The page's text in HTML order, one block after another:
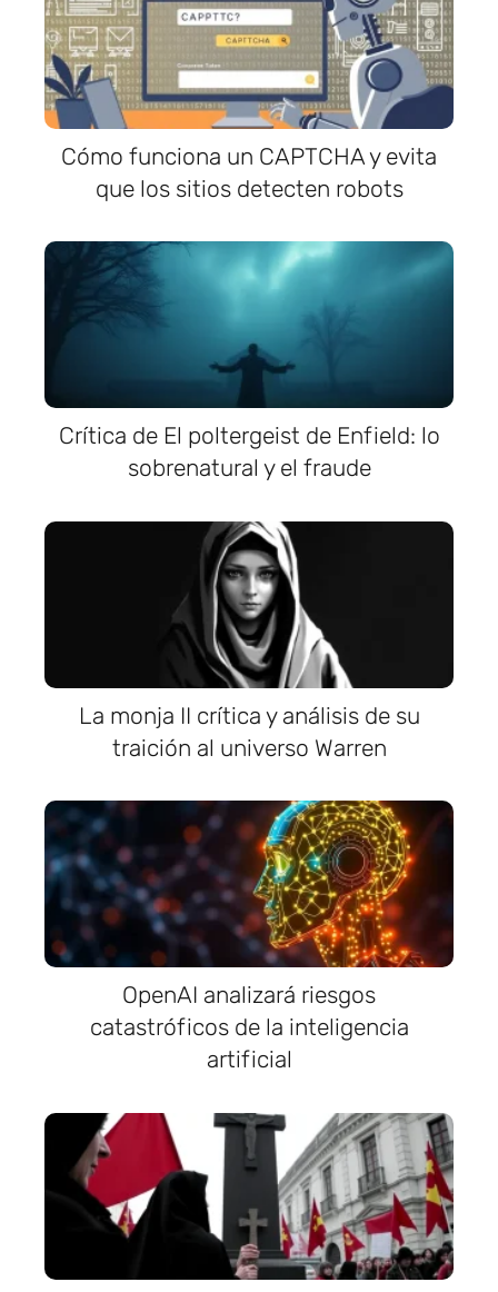
Cómo funciona un CAPTCHA y evita
que los sitios detecten robots
Crítica de El poltergeist de Enfield: lo
sobrenatural y el fraude
La monja II crítica y análisis de su
traición al universo Warren
OpenAI analizará riesgos
catastróficos de la inteligencia
artificial